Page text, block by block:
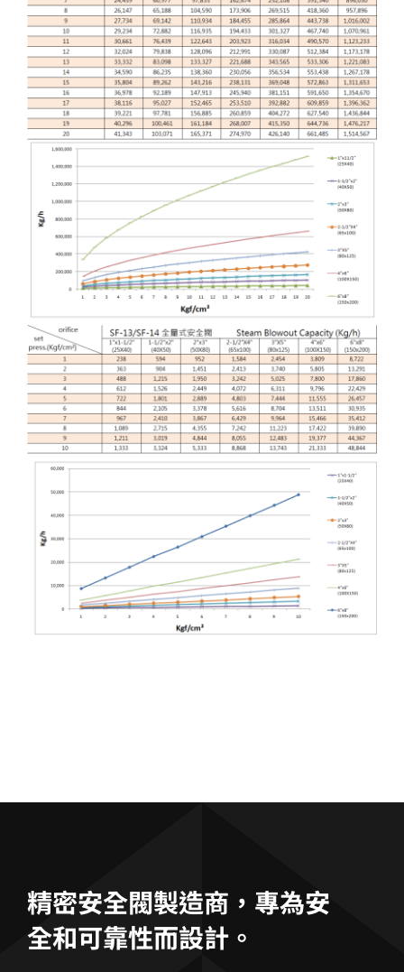
精密安全閥製造商，專為安
全和可靠性而設計。